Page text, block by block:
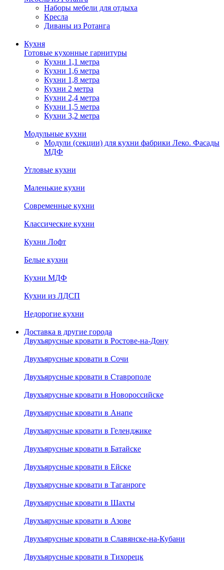
Наборы мебели для отдыха
Кресла
Диваны из Ротанга
Кухня
Готовые кухонные гарнитуры
Кухни 1,1 метра
Кухни 1,6 метра
Кухни 1,8 метра
Кухни 2 метра
Кухни 2,4 метра
Кухни 1,5 метра
Кухни 3,2 метра
Модульные кухни
Модули (секции) для кухни фабрики Леко. Фасады
МДФ
Угловые кухни
Маленькие кухни
Современные кухни
Классические кухни
Кухни Лофт
Белые кухни
Кухни МДФ
Кухни из ЛДСП
Недорогие кухни
Доставка в другие города
Двухъярусные кровати в Ростове-на-Дону
Двухъярусные кровати в Сочи
Двухъярусные кровати в Ставрополе
Двухъярусные кровати в Новороссийске
Двухъярусные кровати в Анапе
Двухъярусные кровати в Геленджике
Двухъярусные кровати в Батайске
Двухъярусные кровати в Ейске
Двухъярусные кровати в Таганроге
Двухъярусные кровати в Шахты
Двухъярусные кровати в Азове
Двухъярусные кровати в Славянске-на-Кубани
Двухъярусные кровати в Тихорецк